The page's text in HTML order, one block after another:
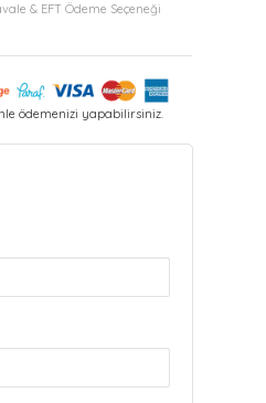
& EFT Ödeme Seçeneği
ödemenizi yapabilirsiniz.